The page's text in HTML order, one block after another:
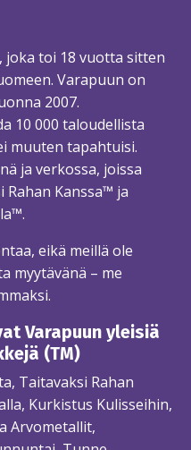
joka toi 18 vuotta sitten
Varapuun on
2007.
10 000 taloudellista
muuten tapahtuisi.
ja verkossa, joissa
Kanssa™ ja
eikä meillä ole
myytävänä – me
Varapuun yleisiä
(TM)
Taitavaksi Rahan
Kurkistus Kulisseihin,
Arvometallit,